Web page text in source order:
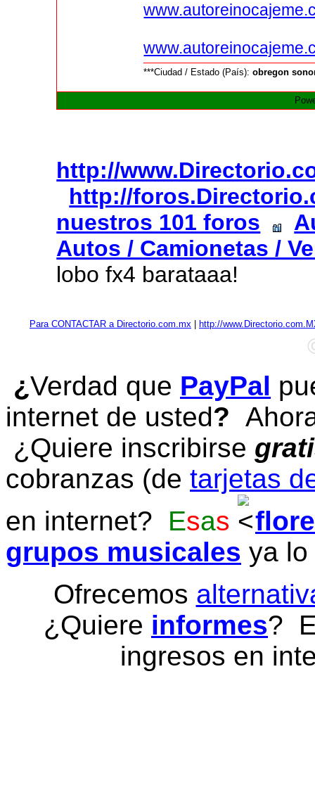
***Ciudad / Estado (País):obregon
http://
http://
nuestros 101 foros
Autos / Camionetas /
lobo fx4 barataaa!
Para CONTACTAR a Directorio.com.mx http://
¿Verdad que PayPal
internet de usted?
¿Quiere inscribirse
cobranzas (de tarjetas
en internet? Esas
grupos musicales ya
Ofrecemos
¿Quiere informes?
ingresos en